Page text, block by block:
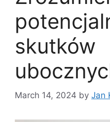
skutków
March 14, 2024 by Jan